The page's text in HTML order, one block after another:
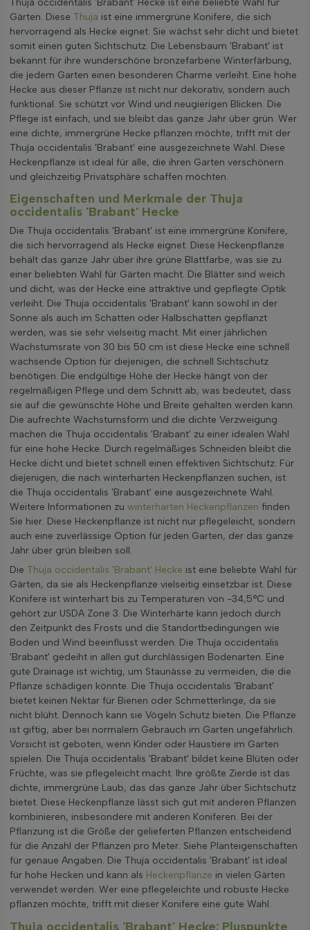
Thuja occidentalis 'Brabant' Hecke ist eine beliebte Wahl für
Gärten. Diese Thuja ist eine immergrüne Konifere, die sich
hervorragend als Hecke eignet. Sie wächst sehr dicht und bietet
somit einen guten Sichtschutz. Die Lebensbaum 'Brabant' ist
bekannt für ihre wunderschöne bronzefarbene Winterfärbung,
die jedem Garten einen besonderen Charme verleiht. Eine hohe
Hecke aus dieser Pflanze ist nicht nur dekorativ, sondern auch
funktional. Sie schützt vor Wind und neugierigen Blicken. Die
Pflege ist einfach, und sie bleibt das ganze Jahr über grün. Wer
eine dichte, immergrüne Hecke pflanzen möchte, trifft mit der
Thuja occidentalis 'Brabant' eine ausgezeichnete Wahl. Diese
Heckenpflanze ist ideal für alle, die ihren Garten verschönern
und gleichzeitig Privatsphäre schaffen möchten.
Eigenschaften und Merkmale der Thuja
occidentalis 'Brabant' Hecke
Die Thuja occidentalis 'Brabant' ist eine immergrüne Konifere,
die sich hervorragend als Hecke eignet. Diese Heckenpflanze
behält das ganze Jahr über ihre grüne Blattfarbe, was sie zu
einer beliebten Wahl für Gärten macht. Die Blätter sind weich
und dicht, was der Hecke eine attraktive und gepflegte Optik
verleiht. Die Thuja occidentalis 'Brabant' kann sowohl in der
Sonne als auch im Schatten oder Halbschatten gepflanzt
werden, was sie sehr vielseitig macht. Mit einer jährlichen
Wachstumsrate von 30 bis 50 cm ist diese Hecke eine schnell
wachsende Option für diejenigen, die schnell Sichtschutz
benötigen. Die endgültige Höhe der Hecke hängt von der
regelmäßigen Pflege und dem Schnitt ab, was bedeutet, dass
sie auf die gewünschte Höhe und Breite gehalten werden kann.
Die aufrechte Wachstumsform und die dichte Verzweigung
machen die Thuja occidentalis 'Brabant' zu einer idealen Wahl
für eine hohe Hecke. Durch regelmäßiges Schneiden bleibt die
Hecke dicht und bietet schnell einen effektiven Sichtschutz. Für
diejenigen, die nach winterharten Heckenpflanzen suchen, ist
die Thuja occidentalis 'Brabant' eine ausgezeichnete Wahl.
Weitere Informationen zu winterharten Heckenpflanzen finden
Sie hier. Diese Heckenpflanze ist nicht nur pflegeleicht, sondern
auch eine zuverlässige Option für jeden Garten, der das ganze
Jahr über grün bleiben soll.
Die Thuja occidentalis 'Brabant' Hecke ist eine beliebte Wahl für
Gärten, da sie als Heckenpflanze vielseitig einsetzbar ist. Diese
Konifere ist winterhart bis zu Temperaturen von -34,5°C und
gehört zur USDA Zone 3. Die Winterhärte kann jedoch durch
den Zeitpunkt des Frosts und die Standortbedingungen wie
Boden und Wind beeinflusst werden. Die Thuja occidentalis
'Brabant' gedeiht in allen gut durchlässigen Bodenarten. Eine
gute Drainage ist wichtig, um Staunässe zu vermeiden, die die
Pflanze schädigen könnte. Die Thuja occidentalis 'Brabant'
bietet keinen Nektar für Bienen oder Schmetterlinge, da sie
nicht blüht. Dennoch kann sie Vögeln Schutz bieten. Die Pflanze
ist giftig, aber bei normalem Gebrauch im Garten ungefährlich.
Vorsicht ist geboten, wenn Kinder oder Haustiere im Garten
spielen. Die Thuja occidentalis 'Brabant' bildet keine Blüten oder
Früchte, was sie pflegeleicht macht. Ihre größte Zierde ist das
dichte, immergrüne Laub, das das ganze Jahr über Sichtschutz
bietet. Diese Heckenpflanze lässt sich gut mit anderen Pflanzen
kombinieren, insbesondere mit anderen Koniferen. Bei der
Pflanzung ist die Größe der gelieferten Pflanzen entscheidend
für die Anzahl der Pflanzen pro Meter. Siehe Planteigenschaften
für genaue Angaben. Die Thuja occidentalis 'Brabant' ist ideal
für hohe Hecken und kann als Heckenpflanze in vielen Gärten
verwendet werden. Wer eine pflegeleichte und robuste Hecke
pflanzen möchte, trifft mit dieser Konifere eine gute Wahl.
Thuja occidentalis 'Brabant' Hecke: Pluspunkte